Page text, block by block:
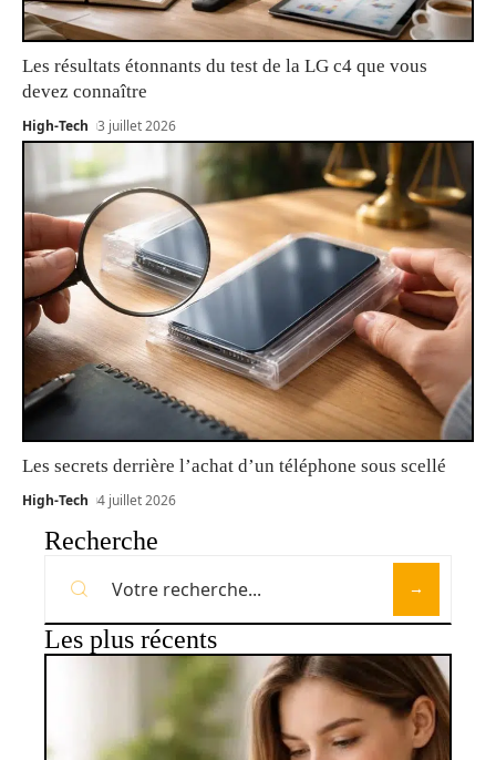
Les résultats étonnants du test de la LG c4 que vous
devez connaître
High-Tech 3 juillet 2026
Les secrets derrière l’achat d’un téléphone sous scellé
High-Tech 4 juillet 2026
Recherche
Les plus récents